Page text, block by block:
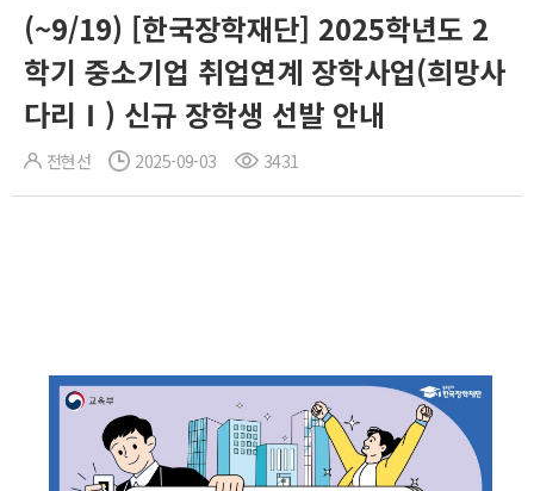
(~9/19) [한국장학재단] 2025학년도 2
학기 중소기업 취업연계 장학사업(희망사
다리Ⅰ) 신규 장학생 선발 안내
전현선 2025-09-03 3431